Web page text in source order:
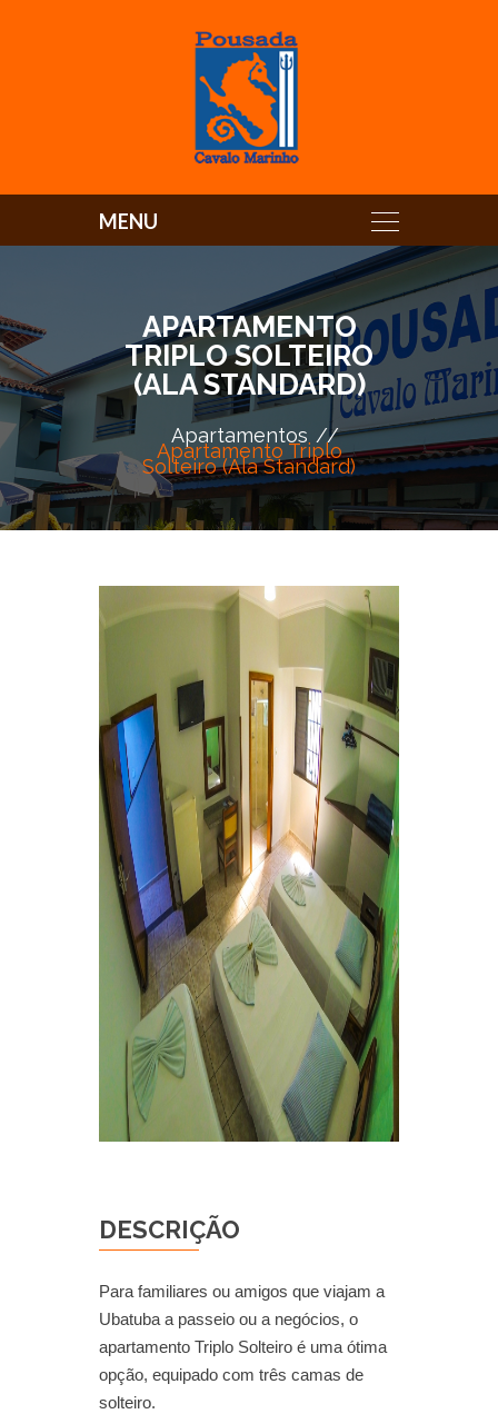
APARTAMENTO
TRIPLO SOLTEIRO
(ALA STANDARD)
Apartamentos
Apartamento Triplo
Solteiro (Ala Standard)
DESCRIÇÃO
Para familiares ou amigos que viajam a
Ubatuba a passeio ou a negócios, o
apartamento Triplo Solteiro é uma ótima
opção, equipado com três camas de
solteiro.